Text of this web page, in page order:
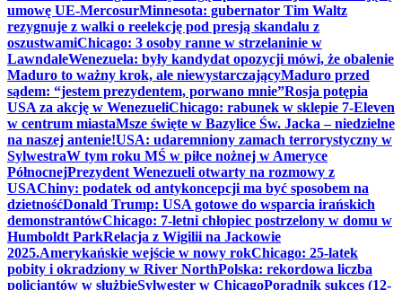
umowę UE-MercosurMinnesota: gubernator Tim Waltz
rezygnuje z walki o reelekcję pod presją skandalu z
oszustwamiChicago: 3 osoby ranne w strzelaninie w
LawndaleWenezuela: były kandydat opozycji mówi, że obalenie
Maduro to ważny krok, ale niewystarczającyMaduro przed
sądem: “jestem prezydentem, porwano mnie”Rosja potępia
USA za akcję w WenezueliChicago: rabunek w sklepie 7-Eleven
w centrum miastaMsze święte w Bazylice Św. Jacka – niedzielne
na naszej antenie!USA: udaremniony zamach terrorystyczny w
SylwestraW tym roku MŚ w piłce nożnej w Ameryce
PółnocnejPrezydent Wenezueli otwarty na rozmowy z
USAChiny: podatek od antykoncepcji ma być sposobem na
dzietnośćDonald Trump: USA gotowe do wsparcia irańskich
demonstrantówChicago: 7-letni chłopiec postrzelony w domu w
Humboldt ParkRelacja z Wigilii na Jackowie
2025.Amerykańskie wejście w nowy rokChicago: 25-latek
pobity i okradziony w River NorthPolska: rekordowa liczba
policjantów w służbieSylwester w ChicagoPoradnik sukces (12-